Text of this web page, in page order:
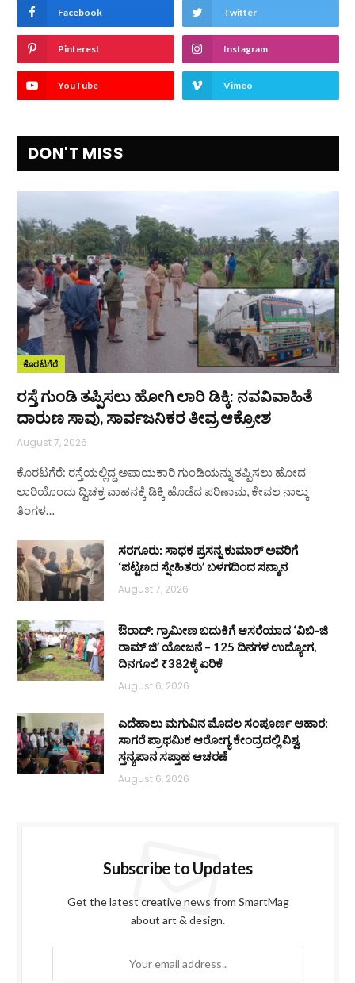
Facebook Twitter
Pinterest Instagram
YouTube Vimeo
DON'T MISS
ಕೊರಟಗೆರೆ
ರಸ್ತೆ ಗುಂಡಿ ತಪ್ಪಿಸಲು ಹೋಗಿ ಲಾರಿ ಡಿಕ್ಕಿ: ನವವಿವಾಹಿತೆ
ದಾರುಣ ಸಾವು, ಸಾರ್ವಜನಿಕರ ತೀವ್ರ ಆಕ್ರೋಶ
August 7, 2026
ಕೊರಟಗೆರೆ: ರಸ್ತೆಯಲ್ಲಿದ್ದ ಅಪಾಯಕಾರಿ ಗುಂಡಿಯನ್ನು ತಪ್ಪಿಸಲು ಹೋದ
ಲಾರಿಯೊಂದು ದ್ವಿಚಕ್ರ ವಾಹನಕ್ಕೆ ಡಿಕ್ಕಿ ಹೊಡೆದ ಪರಿಣಾಮ, ಕೇವಲ ನಾಲ್ಕು
ತಿಂಗಳ…
ಸರಗೂರು: ಸಾಧಕ ಪ್ರಸನ್ನ ಕುಮಾರ್ ಅವರಿಗೆ
‘ಪಟ್ಟಣದ ಸ್ನೇಹಿತರು’ ಬಳಗದಿಂದ ಸನ್ಮಾನ
August 7, 2026
ಔರಾದ್: ಗ್ರಾಮೀಣ ಬದುಕಿಗೆ ಆಸರೆಯಾದ ‘ವಿಬಿ-ಜಿ
ರಾಮ್ ಜಿ’ ಯೋಜನೆ – 125 ದಿನಗಳ ಉದ್ಯೋಗ,
ದಿನಗೂಲಿ ₹382ಕ್ಕೆ ಏರಿಕೆ
August 6, 2026
ಎದೆಹಾಲು ಮಗುವಿನ ಮೊದಲ ಸಂಪೂರ್ಣ ಆಹಾರ:
ಸಾಗರೆ ಪ್ರಾಥಮಿಕ ಆರೋಗ್ಯ ಕೇಂದ್ರದಲ್ಲಿ ವಿಶ್ವ
ಸ್ತನ್ಯಪಾನ ಸಪ್ತಾಹ ಆಚರಣೆ
August 6, 2026
Subscribe to Updates
Get the latest creative news from SmartMag
about art & design.